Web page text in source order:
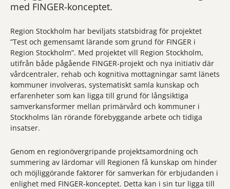
med FINGER-konceptet.
Region Stockholm har beviljats statsbidrag för projektet
”Test och gemensamt lärande som grund för FINGER i
Region Stockholm”. Med projektet vill Region Stockholm,
utifrån både pågående FINGER-projekt och nya initiativ där
vårdcentraler, rehab och kognitiva mottagningar samt länets
kommuner involveras, systematiskt samla kunskap och
erfarenheter som kan ligga till grund för långsiktiga
samverkansformer mellan primärvård och kommuner i
Stockholms län rörande förebyggande arbete och tidiga
insatser.
Genom en regionövergripande projektsamordning och
summering av lärdomar vill Regionen få kunskap om hinder
och möjliggörande faktorer för samverkan för erbjudanden i
enlighet med FINGER-konceptet. Detta kan i sin tur ligga till